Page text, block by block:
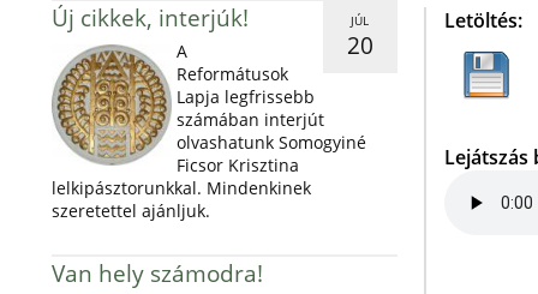
JÚL
20
Új cikkek, interjúk!
A
Reformátusok
Lapja legfrissebb
számában interjút
olvashatunk Somogyiné
Ficsor Krisztina
lelkipásztorunkkal. Mindenkinek
szeretettel ajánljuk.
Van hely számodra!
Letöltés:
Lejátszás